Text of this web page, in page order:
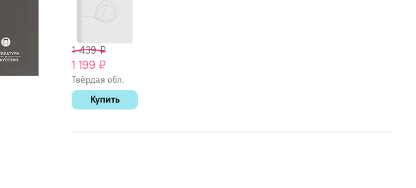
1 439 ₽
1 199 ₽
Твёрдая обл.
Купить